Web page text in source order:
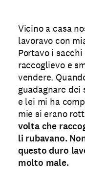
Vicino a casa
lavoravo con
Portavo i
raccoglievo e
vendere.
guadagnare
e lei mi ha
mie si erano
volta che
li rubavano.
questo duro
molto male.